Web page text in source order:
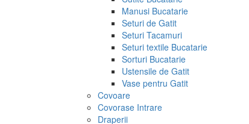
Manusi Bucatarie
Seturi de Gatit
Seturi Tacamuri
Seturi textile Bucatarie
Sorturi Bucatarie
Ustensile de Gatit
Vase pentru Gatit
Covoare
Covorase Intrare
Draperii